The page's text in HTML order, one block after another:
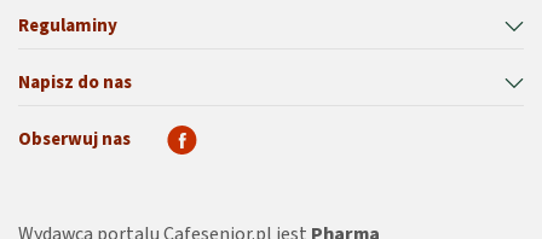
Regulaminy
Napisz do nas
Obserwuj nas